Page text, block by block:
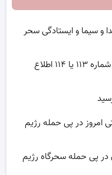
و سیما و ایستادگی سحر
مواردی که باید جدی بگیرید و فورا به شماره ۱۱۳ یا ۱۱۴ اطلاع
امروز در پی حمله رژیم
در پی حمله سحرگاه رژیم